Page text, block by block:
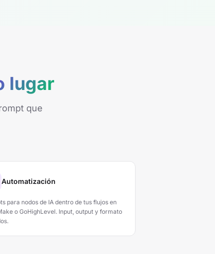
lugar
que
Automatización
para nodos de IA dentro de tus flujos en
o GoHighLevel. Input, output y formato